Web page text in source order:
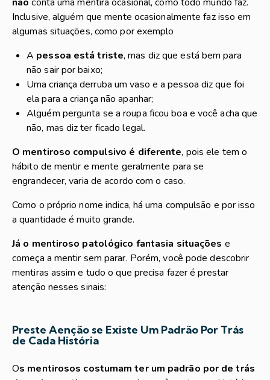
Inclusive, alguém que mente ocasionalmente faz isso em
algumas situações, como por exemplo
A pessoa está triste, mas diz que está bem para
não sair por baixo;
Uma criança derruba um vaso e a pessoa diz que foi
ela para a criança não apanhar;
Alguém pergunta se a roupa ficou boa e você acha que
não, mas diz ter ficado legal.
O mentiroso compulsivo é diferente, pois ele tem o
hábito de mentir e mente geralmente para se
engrandecer, varia de acordo com o caso.
Como o próprio nome indica, há uma compulsão e por isso
a quantidade é muito grande.
Já o mentiroso patológico fantasia situações e
começa a mentir sem parar. Porém, você pode descobrir
mentiras assim e tudo o que precisa fazer é prestar
atenção nesses sinais:
Preste Aenção se Existe Um Padrão Por Trás
de Cada História
Os mentirosos costumam ter um padrão por de trás